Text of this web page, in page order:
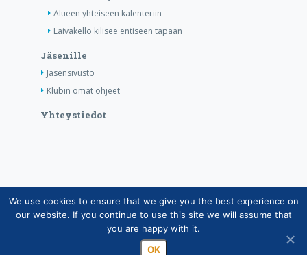
Alueen yhteiseen kalenteriin
Laivakello kilisee entiseen tapaan
Jäsenille
Jäsensivusto
Klubin omat ohjeet
Yhteystiedot
Copyright © Suomen Rotarypalvelu ry 2026 |
Jäsentietojärjestelmän tietosuojaseloste|Henkilötietojen
käsittely Rotarytoiminnassa
We use cookies to ensure that we give you the best experience on
our website. If you continue to use this site we will assume that
you are happy with it.
OK